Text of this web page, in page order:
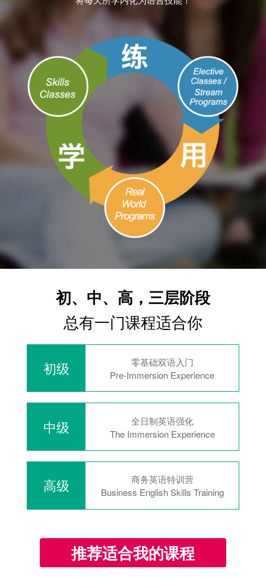
初、中、高，三层阶段
总有一门课程适合你
初级
零基础双语入门
Pre-Immersion Experience
中级
全日制英语强化
The Immersion Experience
高级
商务英语特训营
Business English Skills Training
推荐适合我的课程